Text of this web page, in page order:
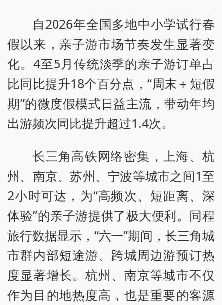
自2026年全国多地中小学试行春
假以来，亲子游市场节奏发生显著变
化。4至5月传统淡季的亲子游订单占
比同比提升18个百分点，“周末＋短假
期”的微度假模式日益主流，带动年均
出游频次同比提升超过1.4次。
长三角高铁网络密集，上海、杭
州、南京、苏州、宁波等城市之间1至
2小时可达，为“高频次、短距离、深
体验”的亲子游提供了极大便利。同程
旅行数据显示，“六一”期间，长三角城
市群内部短途游、跨城周边游预订热
度显著增长。杭州、南京等城市不仅
作为目的地热度高，也是重要的客源